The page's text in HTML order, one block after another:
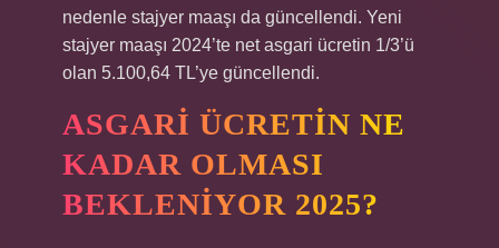
nedenle stajyer maaşı da güncellendi. Yeni
stajyer maaşı 2024’te net asgari ücretin 1/3’ü
olan 5.100,64 TL’ye güncellendi.
ASGARI ÜCRETIN NE
KADAR OLMASI
BEKLENIYOR 2025?